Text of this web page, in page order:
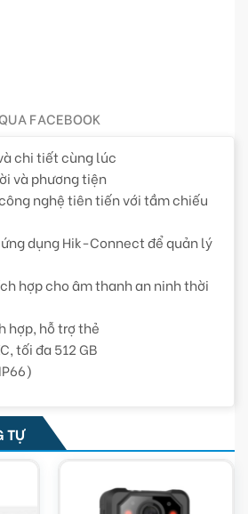
FACEBOOK
chi tiết cùng lúc
và phương tiện
nghệ tiên tiến với tầm chiếu
dụng Hik-Connect để quản lý
hợp cho âm thanh an ninh thời
hợp, hỗ trợ thẻ
tối đa 512 GB
TỰ